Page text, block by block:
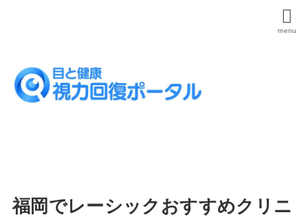
福岡でレーシックおすすめクリニ